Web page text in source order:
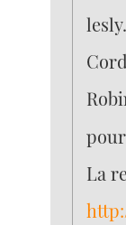
pour
La